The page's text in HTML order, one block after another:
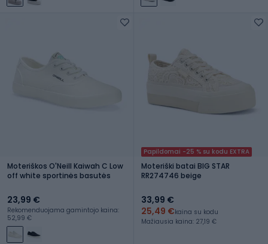
Moteriškos O'Neill Kaiwah C Low
off white sportinės basutės
23,99 €
Rekomenduojama gamintojo kaina:
52,99 €
Papildomai -25 % su kodu EXTRA
Moteriški batai BIG STAR
RR274746 beige
33,99 €
25,49 €kaina su kodu
Mažiausia kaina: 27,19 €